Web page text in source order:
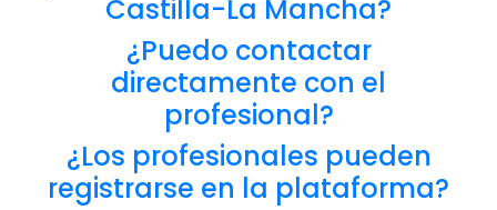
Castilla-La Mancha?
¿Puedo contactar
directamente con el
profesional?
¿Los profesionales pueden
registrarse en la plataforma?